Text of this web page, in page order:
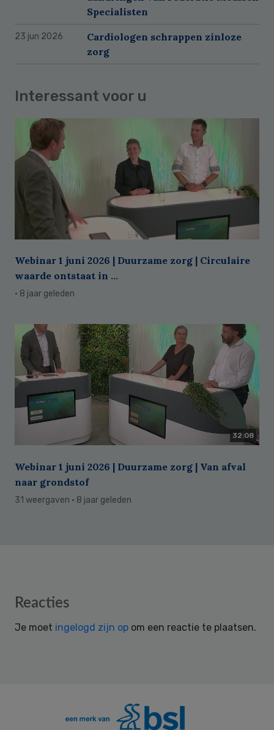
Specialisten
23 jun 2026
Cardiologen schrappen zinloze
zorg
Interessant voor u
Webinar 1 juni 2026 | Duurzame zorg | Circulaire
waarde ontstaat in ...
· 8 jaar geleden
32:08
Webinar 1 juni 2026 | Duurzame zorg | Van afval
naar grondstof
31 weergaven · 8 jaar geleden
Reader
Reacties
Je moet ingelogd zijn op om een reactie te plaatsen.